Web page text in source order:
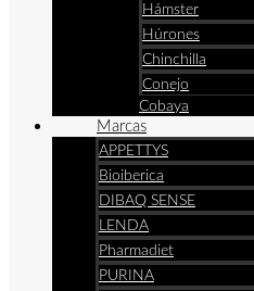
Hámster
Húrones
Chinchilla
Conejo
Cobaya
Marcas
APPETTYS
Bioiberica
DIBAQ SENSE
LENDA
Pharmadiet
PURINA